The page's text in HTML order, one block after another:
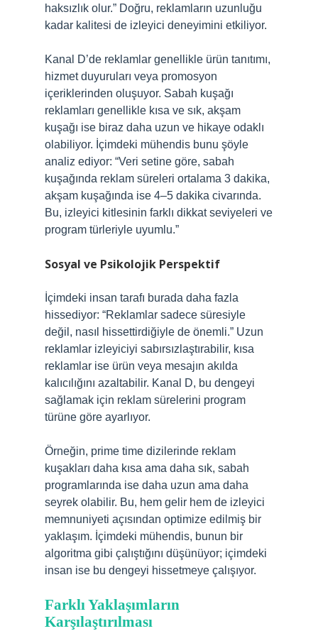
haksızlık olur.” Doğru, reklamların uzunluğu
kadar kalitesi de izleyici deneyimini etkiliyor.
Kanal D’de reklamlar genellikle ürün tanıtımı,
hizmet duyuruları veya promosyon
içeriklerinden oluşuyor. Sabah kuşağı
reklamları genellikle kısa ve sık, akşam
kuşağı ise biraz daha uzun ve hikaye odaklı
olabiliyor. İçimdeki mühendis bunu şöyle
analiz ediyor: “Veri setine göre, sabah
kuşağında reklam süreleri ortalama 3 dakika,
akşam kuşağında ise 4–5 dakika civarında.
Bu, izleyici kitlesinin farklı dikkat seviyeleri ve
program türleriyle uyumlu.”
Sosyal ve Psikolojik Perspektif
İçimdeki insan tarafı burada daha fazla
hissediyor: “Reklamlar sadece süresiyle
değil, nasıl hissettirdiğiyle de önemli.” Uzun
reklamlar izleyiciyi sabırsızlaştırabilir, kısa
reklamlar ise ürün veya mesajın akılda
kalıcılığını azaltabilir. Kanal D, bu dengeyi
sağlamak için reklam sürelerini program
türüne göre ayarlıyor.
Örneğin, prime time dizilerinde reklam
kuşakları daha kısa ama daha sık, sabah
programlarında ise daha uzun ama daha
seyrek olabilir. Bu, hem gelir hem de izleyici
memnuniyeti açısından optimize edilmiş bir
yaklaşım. İçimdeki mühendis, bunun bir
algoritma gibi çalıştığını düşünüyor; içimdeki
insan ise bu dengeyi hissetmeye çalışıyor.
Farklı Yaklaşımların
Karşılaştırılması